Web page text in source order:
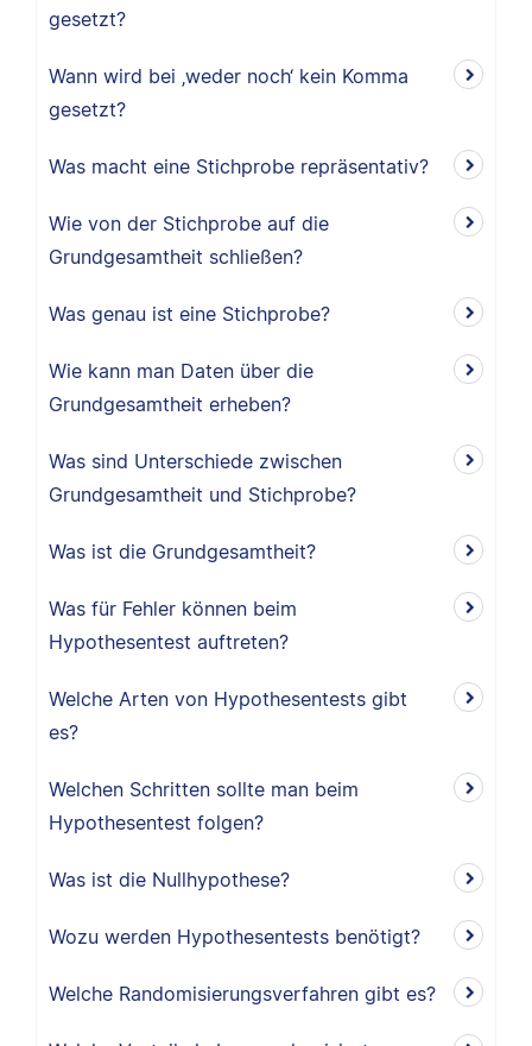
gesetzt?
Wann wird bei ‚weder noch‘ kein Komma
gesetzt?
Was macht eine Stichprobe repräsentativ?
Wie von der Stichprobe auf die
Grundgesamtheit schließen?
Was genau ist eine Stichprobe?
Wie kann man Daten über die
Grundgesamtheit erheben?
Was sind Unterschiede zwischen
Grundgesamtheit und Stichprobe?
Was ist die Grundgesamtheit?
Was für Fehler können beim
Hypothesentest auftreten?
Welche Arten von Hypothesentests gibt
es?
Welchen Schritten sollte man beim
Hypothesentest folgen?
Was ist die Nullhypothese?
Wozu werden Hypothesentests benötigt?
Welche Randomisierungsverfahren gibt es?